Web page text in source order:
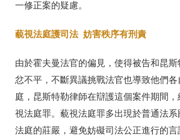
一修正案的疑慮。
藐視法庭護司法 妨害秩序有刑責
由於霍夫曼法官的偏見，使得被告和昆
忿不平，不斷異議挑戰法官也導致他們
庭，昆斯特勒律師在辯護這個案件期間
視法庭罪。藐視法庭罪多出現於普通法
法庭的莊嚴，避免妨礙司法公正進行的言